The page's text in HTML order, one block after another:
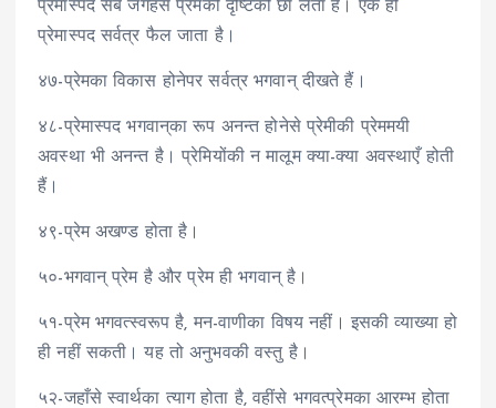
प्रेमास्पद सब जगहसे प्रेमकी दृष्टिको छा लेता है। एक ही
प्रेमास्पद सर्वत्र फैल जाता है।
४७-प्रेमका विकास होनेपर सर्वत्र भगवान् दीखते हैं।
४८-प्रेमास्पद भगवान्‌का रूप अनन्त होनेसे प्रेमीकी प्रेममयी
अवस्था भी अनन्त है। प्रेमियोंकी न मालूम क्या-क्या अवस्थाएँ होती
हैं।
४९-प्रेम अखण्ड होता है।
५०-भगवान् प्रेम है और प्रेम ही भगवान् है।
५१-प्रेम भगवत्स्वरूप है, मन-वाणीका विषय नहीं। इसकी व्याख्या हो
ही नहीं सकती। यह तो अनुभवकी वस्तु है।
५२-जहाँसे स्वार्थका त्याग होता है, वहींसे भगवत्प्रेमका आरम्भ होता